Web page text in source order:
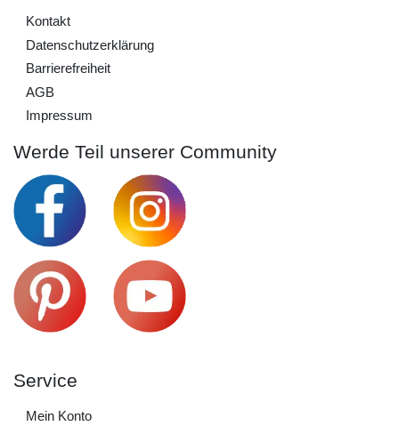
Kontakt
Daten­schutz­erklärung
Barrierefreiheit
AGB
Impressum
Werde Teil unserer Community
Service
Mein Konto